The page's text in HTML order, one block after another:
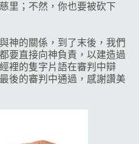
里；不然，你也要被砍下
神的關係，到了末後，我們
要直接向神負責，以建造過
裡的隻字片語在審判中辯
後的審判中通過，感謝讚美